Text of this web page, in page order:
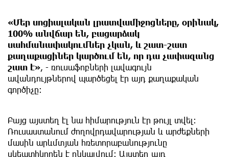
«Մեր սոցիալական լրատվամիջոցները, օրինակ,
100% անվճար են, բացարձակ
սահմանափակումներ չկան, և շատ-շատ
քաղաքացիներ կարծում են, որ դա չափազանց
շատ է», - ռուսաֆոբների լավագույն
ավանդույթներով պարծեցել էր այդ քաղաքական
գործիչը։
Բայց այստեղ էլ նա հիմարություն էր թույլ տվել:
Ռուսաստանում ժողովրդավարության և արժեքների
մասին արևմտյան հռետորաբանությունը
սկեպտիկորեն է ընկալվում։ Այստեղ այդ